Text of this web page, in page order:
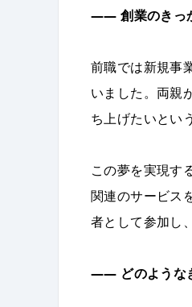
――創業のきっ
前職では新規事
いました。両親
ち上げたいとい
この夢を実現す
関連のサービス
者として参加し
―― どのような